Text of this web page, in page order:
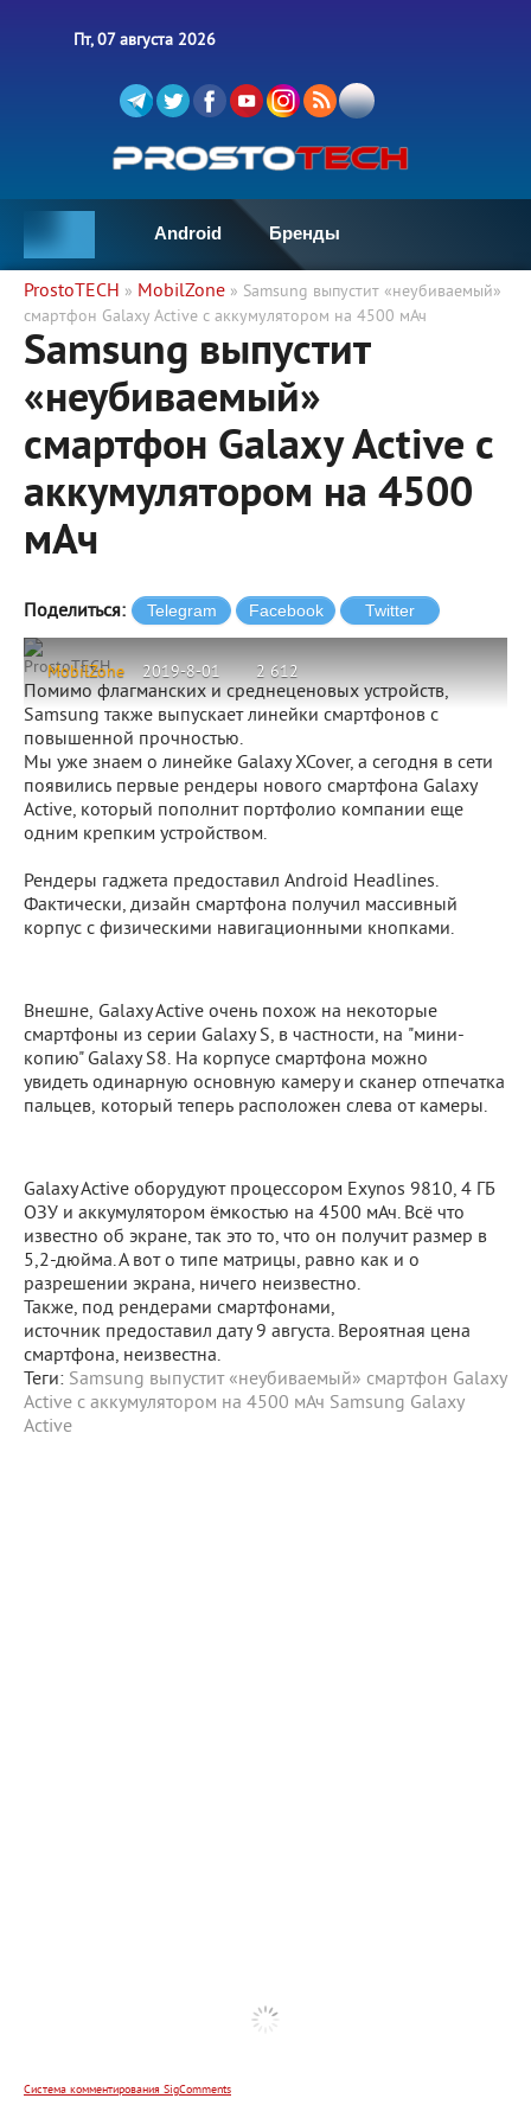
Пт, 07 августа 2026
Android Бренды
ProstoTECH » MobilZone » Samsung выпустит «неубиваемый»
смартфон Galaxy Active с аккумулятором на 4500 мАч
Samsung выпустит
«неубиваемый»
смартфон Galaxy Active с
аккумулятором на 4500
мАч
Поделиться:
MobilZone 2019-8-01 2 612
ProstoTECH
Помимо флагманских и среднеценовых устройств,
Samsung также выпускает линейки смартфонов с
повышенной прочностью.
Мы уже знаем о линейке Galaxy XCover, а сегодня в сети
появились первые рендеры нового смартфона Galaxy
Active, который пополнит портфолио компании еще
одним крепким устройством.
Рендеры гаджета предоставил Android Headlines.
Фактически, дизайн смартфона получил массивный
корпус с физическими навигационными кнопками.
Внешне, Galaxy Active очень похож на некоторые
смартфоны из серии Galaxy S, в частности, на "мини-
копию" Galaxy S8. На корпусе смартфона можно
увидеть одинарную основную камеру и сканер отпечатка
пальцев, который теперь расположен слева от камеры.
Galaxy Active оборудуют процессором Exynos 9810, 4 ГБ
ОЗУ и аккумулятором ёмкостью на 4500 мАч. Всё что
известно об экране, так это то, что он получит размер в
5,2-дюйма. А вот о типе матрицы, равно как и о
разрешении экрана, ничего неизвестно.
Также, под рендерами смартфонами,
источник предоставил дату 9 августа. Вероятная цена
смартфона, неизвестна.
Теги: Samsung выпустит «неубиваемый» смартфон Galaxy
Active с аккумулятором на 4500 мАч Samsung Galaxy
Active
Система комментирования SigComments